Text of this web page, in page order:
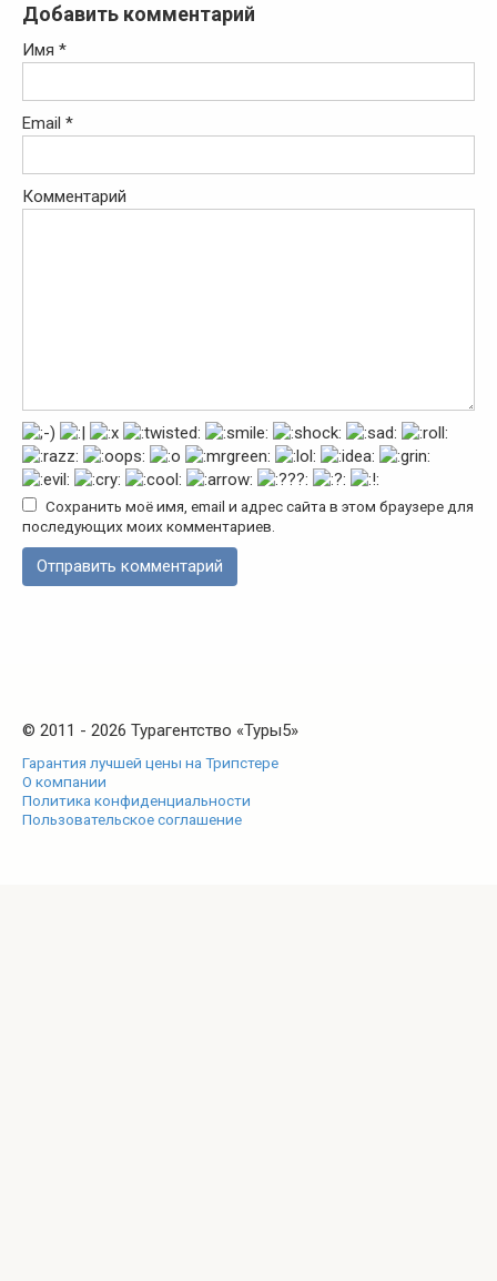
Добавить комментарий
Имя *
Email *
Комментарий
Сохранить моё имя, email и адрес сайта в этом браузере для
последующих моих комментариев.
© 2011 - 2026 Турагентство «Туры5»
Гарантия лучшей цены на Трипстере
О компании
Политика конфиденциальности
Пользовательское соглашение